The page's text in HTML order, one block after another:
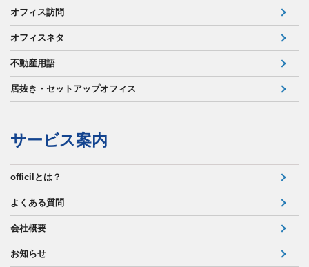
オフィス訪問
オフィスネタ
不動産用語
居抜き・セットアップオフィス
サービス案内
officilとは？
よくある質問
会社概要
お知らせ